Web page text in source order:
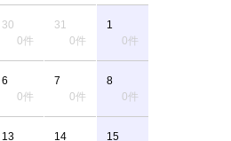
30
0件
31
0件
1
0件
6
0件
7
0件
8
0件
13
14
15